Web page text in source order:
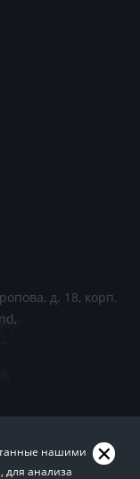
нашими
для анализа
д. 18, корп.